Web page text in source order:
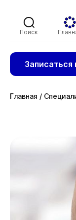
Поиск
Записаться
Главная /